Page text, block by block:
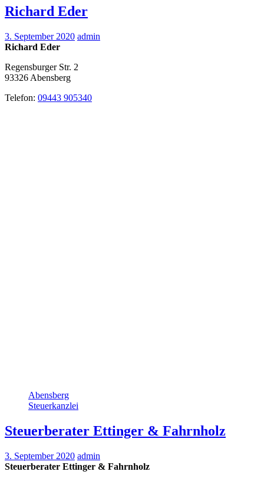
Richard Eder
3. September 2020 admin
Richard Eder
Regensburger Str. 2
93326 Abensberg
Telefon: 09443 905340
Abensberg
Steuerkanzlei
Steuerberater Ettinger & Fahrnholz
3. September 2020 admin
Steuerberater Ettinger & Fahrnholz